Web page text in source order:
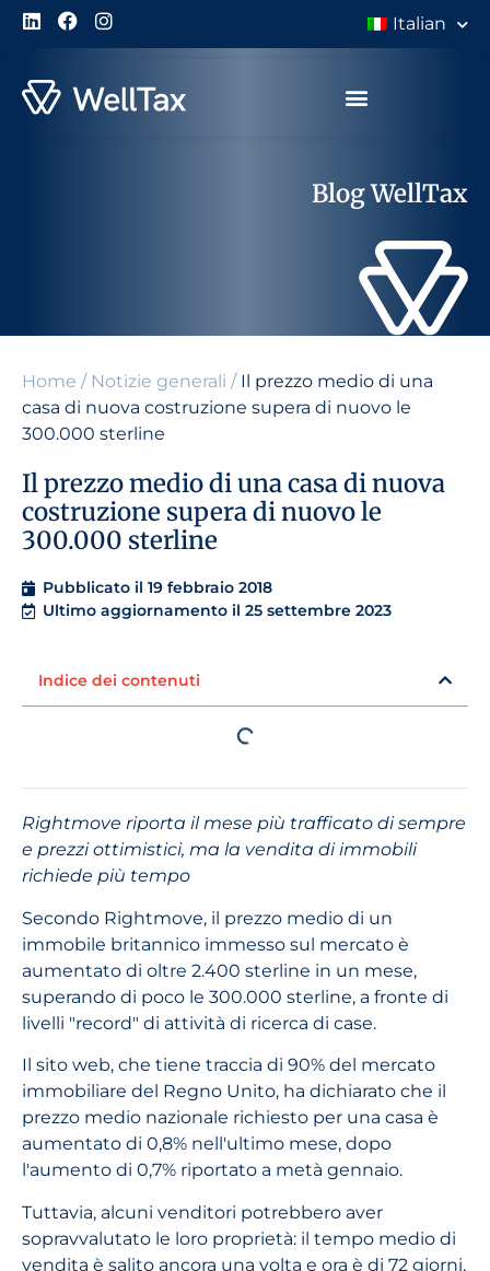
Italian
Blog WellTax
Home / Notizie generali / Il prezzo medio di una
casa di nuova costruzione supera di nuovo le
300.000 sterline
Il prezzo medio di una casa di nuova
costruzione supera di nuovo le
300.000 sterline
Pubblicato il 19 febbraio 2018
Ultimo aggiornamento il 25 settembre 2023
Indice dei contenuti
Rightmove riporta il mese più trafficato di sempre
e prezzi ottimistici, ma la vendita di immobili
richiede più tempo
Secondo Rightmove, il prezzo medio di un
immobile britannico immesso sul mercato è
aumentato di oltre 2.400 sterline in un mese,
superando di poco le 300.000 sterline, a fronte di
livelli "record" di attività di ricerca di case.
Il sito web, che tiene traccia di 90% del mercato
immobiliare del Regno Unito, ha dichiarato che il
prezzo medio nazionale richiesto per una casa è
aumentato di 0,8% nell'ultimo mese, dopo
l'aumento di 0,7% riportato a metà gennaio.
Tuttavia, alcuni venditori potrebbero aver
sopravvalutato le loro proprietà: il tempo medio di
vendita è salito ancora una volta e ora è di 72 giorni,